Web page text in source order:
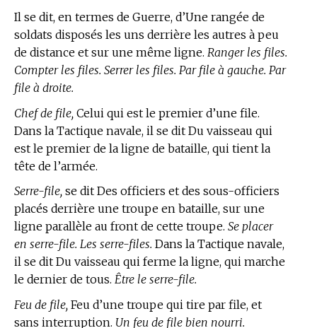
Il se dit, en termes de Guerre, d’Une rangée de
soldats disposés les uns derrière les autres à peu
de distance et sur une même ligne. Ranger les files.
Compter les files. Serrer les files. Par file à gauche. Par
file à droite.
Chef de file, Celui qui est le premier d’une file.
Dans la Tactique navale, il se dit Du vaisseau qui
est le premier de la ligne de bataille, qui tient la
tête de l’armée.
Serre-file, se dit Des officiers et des sous-officiers
placés derrière une troupe en bataille, sur une
ligne parallèle au front de cette troupe. Se placer
en serre-file. Les serre-files. Dans la Tactique navale,
il se dit Du vaisseau qui ferme la ligne, qui marche
le dernier de tous. Être le serre-file.
Feu de file, Feu d’une troupe qui tire par file, et
sans interruption. Un feu de file bien nourri.